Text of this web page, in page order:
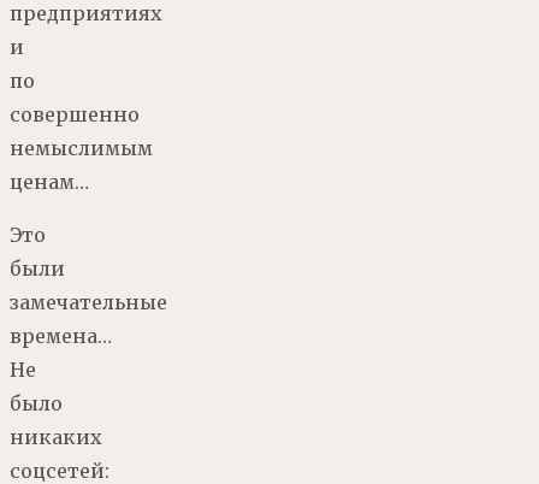
предприятиях
и
по
совершенно
немыслимым
ценам…
Это
были
замечательные
времена…
Не
было
никаких
соцсетей: